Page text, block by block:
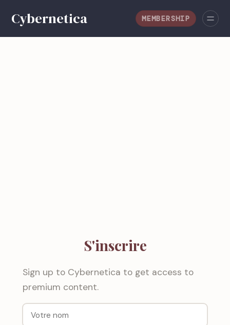
MEMBERSHIP
S'inscrire
Sign up to Cybernetica to get access to
premium content.